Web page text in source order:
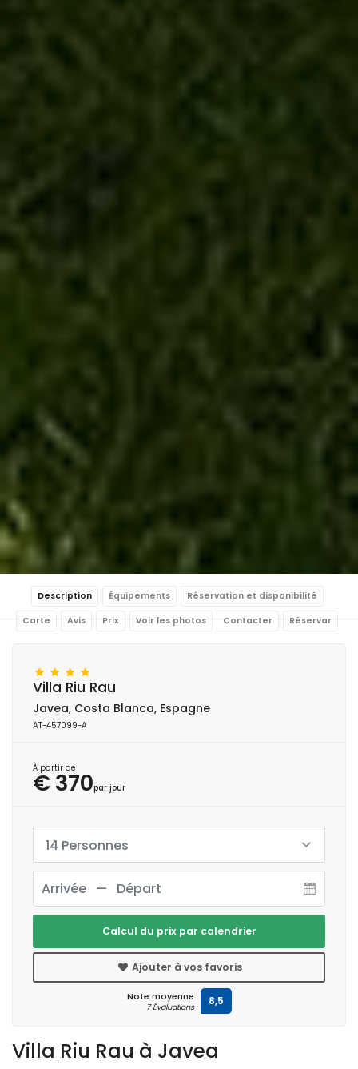
Description Équipements Réservation et disponibilité
Carte Avis Prix Voir les photos Contacter Réservar
Villa Riu Rau à Javea
Villa Riu Rau
Javea, Costa Blanca, Espagne
AT-457099-A
À partir de
€ 370par jour
14 Personnes
Calcul du prix par calendrier
Ajouter à vos favoris
Note moyenne
7 Évaluations 8,5